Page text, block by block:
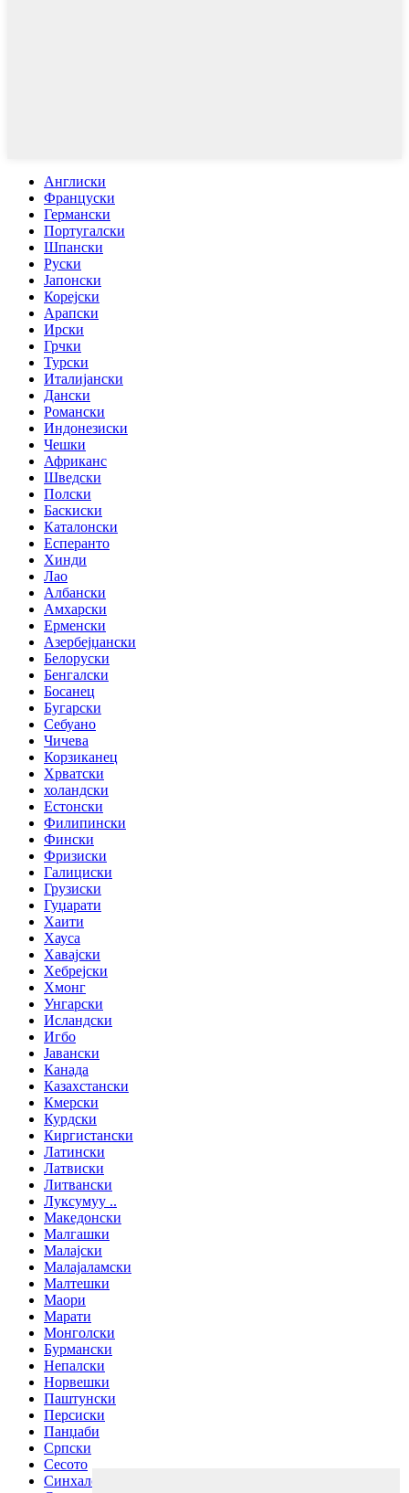
Англиски
Француски
Германски
Португалски
Шпански
Руски
Јапонски
Корејски
Арапски
Ирски
Грчки
Турски
Италијански
Дански
Романски
Индонезиски
Чешки
Африканс
Шведски
Полски
Баскиски
Каталонски
Есперанто
Хинди
Лао
Албански
Амхарски
Ерменски
Азербејџански
Белоруски
Бенгалски
Босанец
Бугарски
Себуано
Чичева
Корзиканец
Хрватски
холандски
Естонски
Филипински
Фински
Фризиски
Галициски
Грузиски
Гуџарати
Хаити
Хауса
Хавајски
Хебрејски
Хмонг
Унгарски
Исландски
Игбо
Јавански
Канада
Казахстански
Кмерски
Курдски
Киргистански
Латински
Латвиски
Литвански
Луксумуу ..
Македонски
Малгашки
Малајски
Малајаламски
Малтешки
Маори
Марати
Монголски
Бурмански
Непалски
Норвешки
Паштунски
Персиски
Панџаби
Српски
Сесото
Синхалски јазик